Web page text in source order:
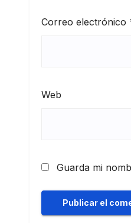
Correo electrónico
Web
Guarda mi